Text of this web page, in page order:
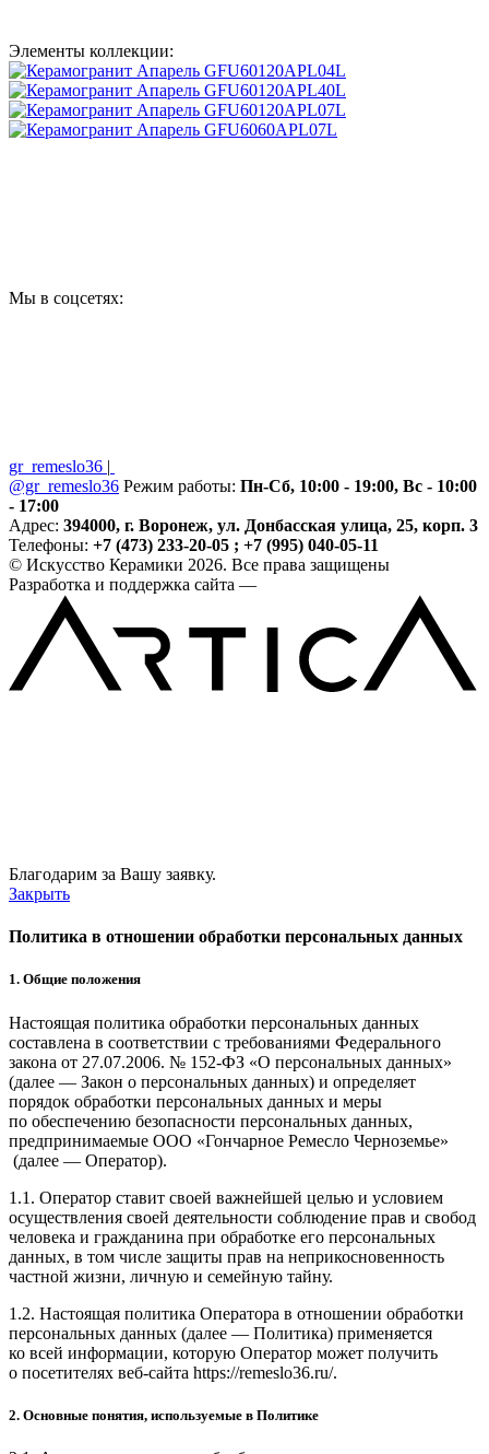
Элементы коллекции:
Мы в соцсетях:
gr_remeslo36 |
@gr_remeslo36 Режим работы: Пн-Сб, 10:00 - 19:00, Вс - 10:00
- 17:00
Адрес: 394000, г. Воронеж, ул. Донбасская улица, 25, корп. 3
Телефоны: +7 (473) 233-20-05 ; +7 (995) 040-05-11
© Искусство Керамики 2026. Все права защищены
Разработка и поддержка сайта —
Благодарим за Вашу заявку.
Закрыть
Политика в отношении обработки персональных данных
1. Общие положения
Настоящая политика обработки персональных данных
составлена в соответствии с требованиями Федерального
закона от 27.07.2006. № 152-ФЗ «О персональных данных»
(далее — Закон о персональных данных) и определяет
порядок обработки персональных данных и меры
по обеспечению безопасности персональных данных,
предпринимаемые ООО «Гончарное Ремесло Черноземье»
(далее — Оператор).
1.1. Оператор ставит своей важнейшей целью и условием
осуществления своей деятельности соблюдение прав и свобод
человека и гражданина при обработке его персональных
данных, в том числе защиты прав на неприкосновенность
частной жизни, личную и семейную тайну.
1.2. Настоящая политика Оператора в отношении обработки
персональных данных (далее — Политика) применяется
ко всей информации, которую Оператор может получить
о посетителях веб-сайта https://remeslo36.ru/.
2. Основные понятия, используемые в Политике